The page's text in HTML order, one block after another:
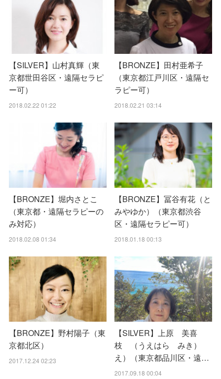
【SILVER】山村真輝（東
京都世田谷区・遠隔セラピ
ー可）
2018.02.22 01:22
【BRONZE】田村亜希子
（東京都江戸川区・遠隔セ
ラピー可）
2018.02.21 03:14
【BRONZE】堀内さとこ
（東京都・遠隔セラピーの
み対応）
2018.02.08 01:34
【BRONZE】冨谷有花（と
みやゆか）（東京都渋谷
区・遠隔セラピー可）
2018.01.18 00:13
【BRONZE】野村陽子（東
京都北区）
2017.12.24 02:23
【SILVER】上原 美喜
枝 （うえはら みき）
え）（東京都品川区・遠…
2017.09.18 00:04